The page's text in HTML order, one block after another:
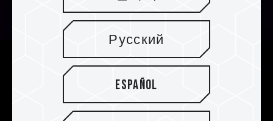
Acondicionamiento térmico
Las últimas tecnologías de condiciones
Русский
Español